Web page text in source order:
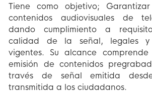
Tiene como objetivo;
contenidos audiovisuales de
dando cumplimiento a
calidad de la señal, legales y
vigentes. Su alcance
emisión de contenidos
través de señal emitida
transmitida a los ciudadanos.